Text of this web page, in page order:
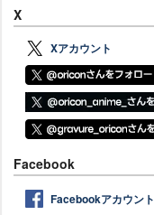
X
Xアカウント
Facebook
Facebookアカウント